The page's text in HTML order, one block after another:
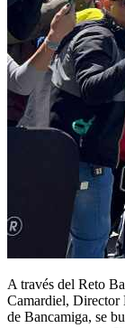
A través del Reto
Camardiel, Director
de Bancamiga, se